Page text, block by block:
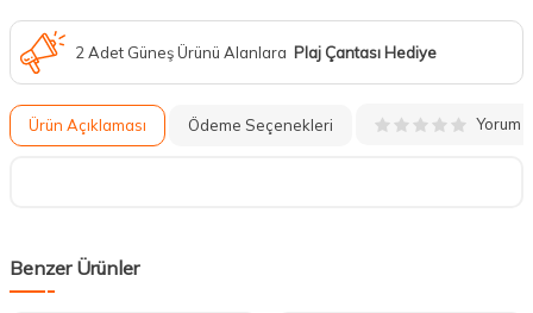
2 Adet Güneş Ürünü Alanlara Plaj Çantası Hediye
Ürün Açıklaması Ödeme Seçenekleri Yorum
Benzer Ürünler